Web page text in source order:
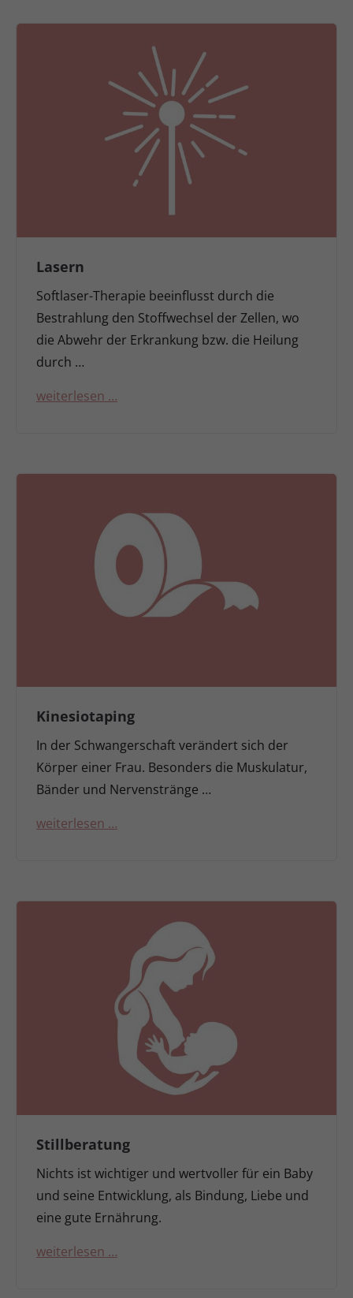
Lasern
Softlaser-Therapie beeinflusst durch die
Bestrahlung den Stoffwechsel der Zellen, wo
die Abwehr der Erkrankung bzw. die Heilung
durch …
weiterlesen …
Kinesiotaping
In der Schwangerschaft verändert sich der
Körper einer Frau. Besonders die Muskulatur,
Bänder und Nervenstränge …
weiterlesen …
Stillberatung
Nichts ist wichtiger und wertvoller für ein Baby
und seine Entwicklung, als Bindung, Liebe und
eine gute Ernährung.
weiterlesen …